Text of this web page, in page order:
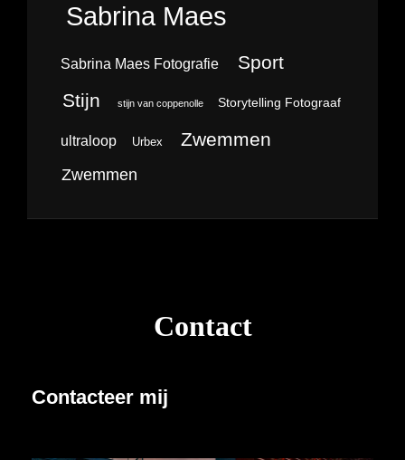
Sabrina Maes
Sabrina Maes Fotografie Sport
Stijn stijn van coppenolle Storytelling Fotograaf
ultraloop Urbex Zwemmen
Zwemmen
Contact
Contacteer mij